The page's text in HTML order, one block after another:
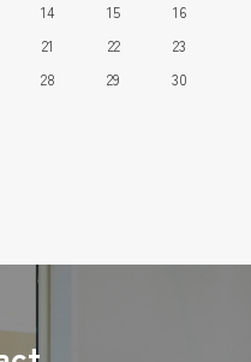
14 15
16
21 22
23
28 29
30